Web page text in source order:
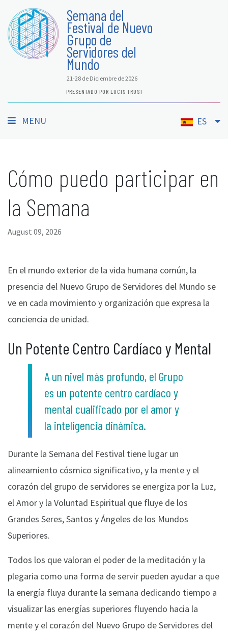
Semana del
Festival de Nuevo
Grupo de
Servidores del
Mundo
21-28 de Diciembre de 2026
PRESENTADO POR LUCIS TRUST
MENU ES
Cómo puedo participar en
la Semana
August 09, 2026
En el mundo exterior de la vida humana común, la
presencia del Nuevo Grupo de Servidores del Mundo se
ve en cada movimiento y organización que expresa la
conciencia de unidad.
Un Potente Centro Cardíaco y Mental
A un nivel más profundo, el Grupo
es un potente centro cardíaco y
mental cualificado por el amor y
la inteligencia dinámica.
Durante la Semana del Festival tiene lugar un
alineamiento cósmico significativo, y la mente y el
corazón del grupo de servidores se energiza por la Luz,
el Amor y la Voluntad Espiritual que fluye de los
Grandes Seres, Santos y Ángeles de los Mundos
Superiores.
Todos los que valoran el poder de la meditación y la
plegaria como una forma de servir pueden ayudar a que
la energía fluya durante la semana dedicando tiempo a
visualizar las energías superiores fluyendo hacia la
mente y el corazón del Nuevo Grupo de Servidores del